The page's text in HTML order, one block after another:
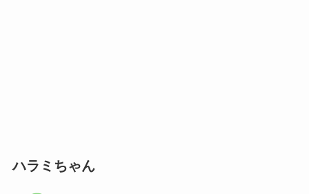
ハラミちゃん